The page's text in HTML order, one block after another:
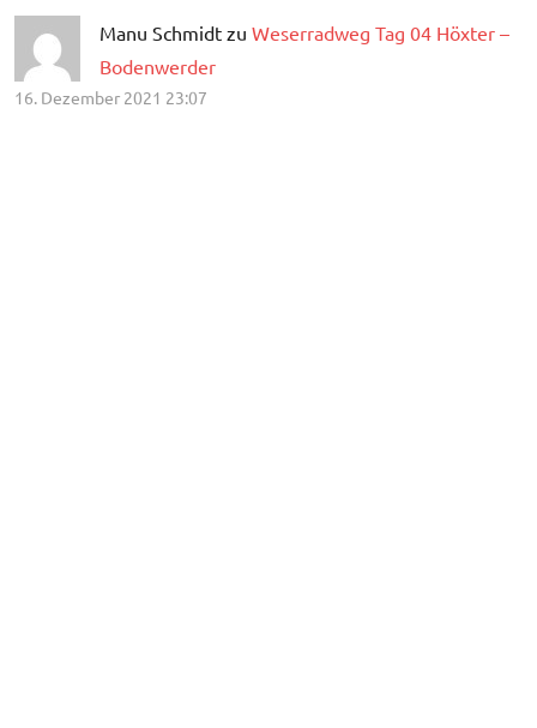
Manu Schmidt zu Weserradweg Tag 04 Höxter –
Bodenwerder
16. Dezember 2021 23:07